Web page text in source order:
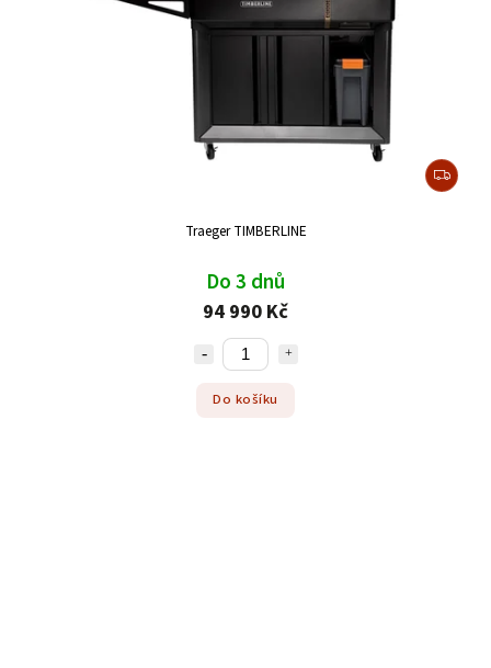
Traeger TIMBERLINE
Do 3 dnů
94 990 Kč
Do košíku